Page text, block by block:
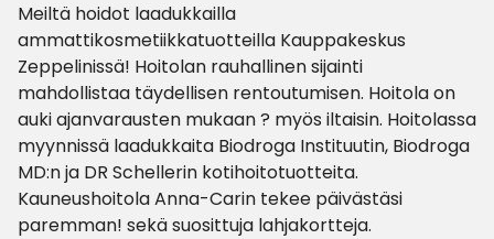
Meiltä hoidot laadukkailla
ammattikosmetiikkatuotteilla Kauppakeskus
Zeppelinissä! Hoitolan rauhallinen sijainti
mahdollistaa täydellisen rentoutumisen. Hoitola on
auki ajanvarausten mukaan ? myös iltaisin. Hoitolassa
myynnissä laadukkaita Biodroga Instituutin, Biodroga
MD:n ja DR Schellerin kotihoitotuotteita.
Kauneushoitola Anna-Carin tekee päivästäsi
paremman! sekä suosittuja lahjakortteja.